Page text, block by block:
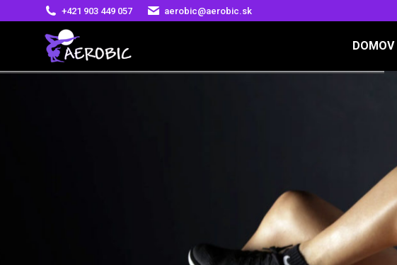
+421 903 449 057 aerobic@aerobic.sk
DOMOV